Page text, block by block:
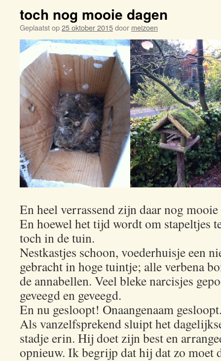
toch nog mooie dagen
Geplaatst op25 oktober 2015door meizoen
En heel verrassend zijn daar nog
En hoewel het tijd wordt om stapeltjes
toch in de tuin.
Nestkastjes schoon, voederhuisje een
gebracht in hoge tuintje; alle verbena
de annabellen. Veel bleke narcisjes
geveegd en geveegd.
En nu gesloopt! Onaangenaam
Als vanzelfsprekend sluipt het
stadje erin. Hij doet zijn best en
opnieuw. Ik begrijp dat hij dat zo moet